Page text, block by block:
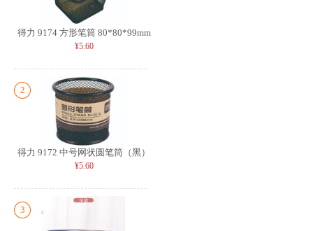
得力 9174 方形笔筒 80*80*99mm
¥5.60
2
得力 9172 中号网状圆笔筒（黑）
¥5.60
3